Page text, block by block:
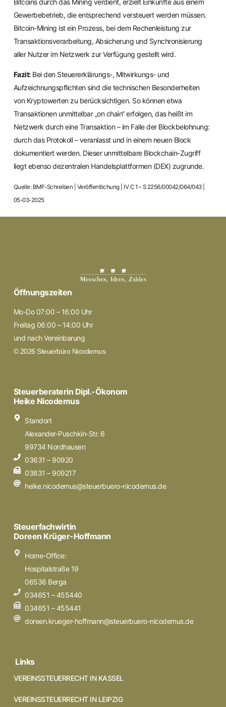
Bitcoins durch das Mining verdient, erzielt Einkünfte aus einem
Gewerbebetrieb, die entsprechend versteuert werden müssen.
Bitcoin-Mining ist ein Prozess, bei dem Rechenleistung zur
Transaktionsverarbeitung, Absicherung und Synchronisierung
aller Nutzer im Netzwerk zur Verfügung gestellt wird.
Fazit:Bei den Steuererklärungs-, Mitwirkungs- und
Aufzeichnungspflichten sind die technischen Besonderheiten
von Kryptowerten zu berücksichtigen. So können etwa
Transaktionen unmittelbar „on chain“ erfolgen, das heißt im
Netzwerk durch eine Transaktion – im Falle der Blockbelohnung:
durch das Protokoll – veranlasst und in einem neuen Block
dokumentiert werden. Dieser unmittelbare Blockchain-Zugriff
liegt ebenso dezentralen Handelsplattformen (DEX) zugrunde.
Quelle: BMF-Schreiben | Veröffentlichung | IV C 1 – S 2256/00042/064/043 |
05-03-2025
Öffnungszeiten
Mo-Do 07:00 – 16:00 Uhr
Freitag 06:00 – 14:00 Uhr
und nach Vereinbarung
© 2026 Steuerbüro Nicodemus
Steuerberaterin Dipl.-Ökonom
Heike Nicodemus
Standort
Alexander-Puschkin-Str. 6
99734 Nordhausen
03631 – 90920
03631 – 909217
heike.nicodemus@steuerbuero-nicodemus.de
Steuerfachwirtin
Doreen Krüger-Hoffmann
Home-Office:
Hospitalstraße 19
06536 Berga
034651 – 455440
034651 – 455441
doreen.krueger-hoffmann@steuerbuero-nicodemus.de
Links
VEREINSSTEUERRECHT IN KASSEL
VEREINSSTEUERRECHT IN LEIPZIG